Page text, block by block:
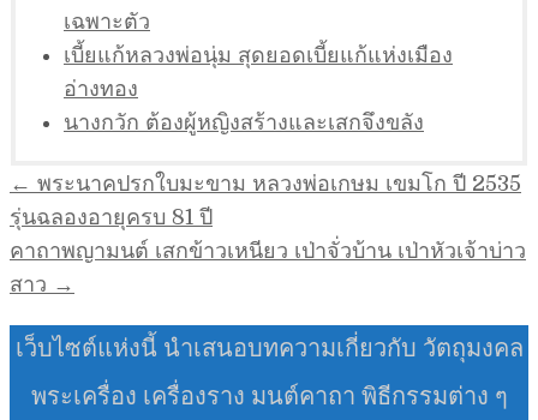
เฉพาะตัว
เบี้ยแก้หลวงพ่อนุ่ม สุดยอดเบี้ยแก้แห่งเมือง
อ่างทอง
นางกวัก ต้องผู้หญิงสร้างและเสกจึงขลัง
แนะแนว
เรื่อง
← พระนาคปรกใบมะขาม หลวงพ่อเกษม เขมโก ปี 2535
รุ่นฉลองอายุครบ 81 ปี
คาถาพญามนต์ เสกข้าวเหนียว เป่าจั่วบ้าน เป่าหัวเจ้าบ่าว
สาว →
เว็บไซต์แห่งนี้ นำเสนอบทความเกี่ยวกับ วัตถุมงคล
พระเครื่อง เครื่องราง มนต์คาถา พิธีกรรมต่าง ๆ